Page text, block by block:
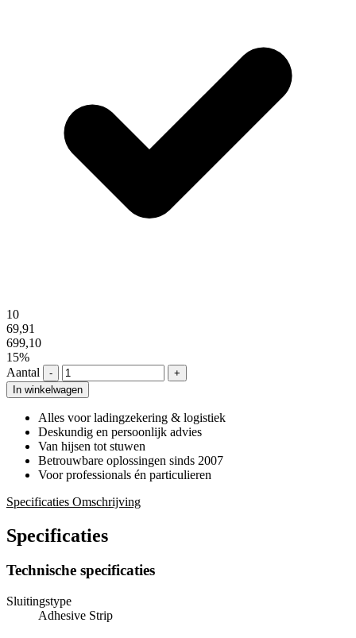
10
69,91
699,10
15%
Aantal
-
+
In winkelwagen
Alles voor ladingzekering & logistiek
Deskundig en persoonlijk advies
Van hijsen tot stuwen
Betrouwbare oplossingen sinds 2007
Voor professionals én particulieren
Specificaties Omschrijving
Specificaties
Technische specificaties
Sluitingstype
Adhesive Strip